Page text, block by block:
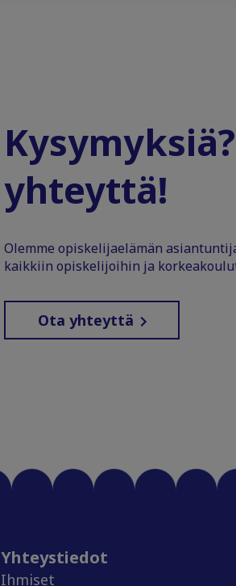
yhteyttä!
Olemme opiskelijaelämän
kaikkiin opiskelijoihin ja
Ota yhteyttä
Yhteystiedot
Ihmiset